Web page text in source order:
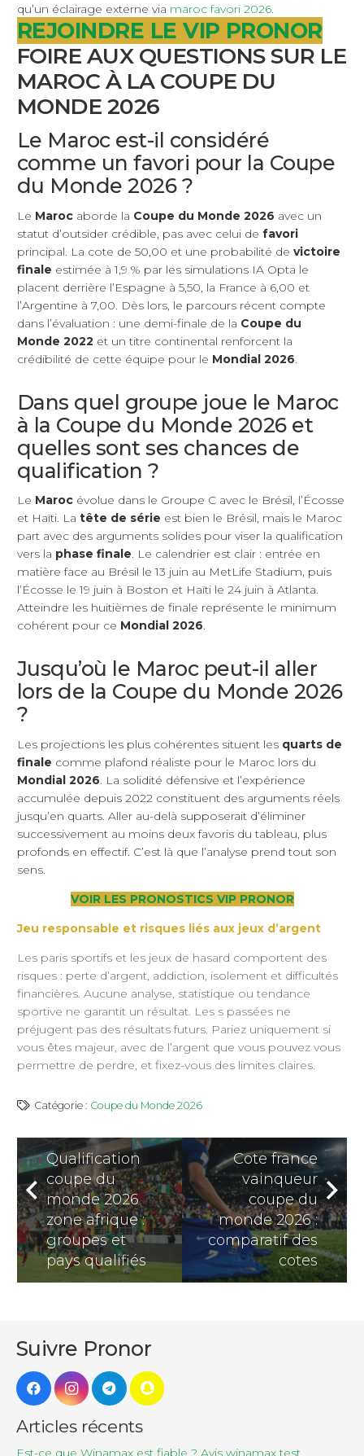
qu’un éclairage externe via maroc favori 2026.
REJOINDRE LE VIP PRONOR
FOIRE AUX QUESTIONS SUR LE
MAROC À LA COUPE DU
MONDE 2026
Le Maroc est-il considéré
comme un favori pour la Coupe
du Monde 2026 ?
Le Maroc aborde la Coupe du Monde 2026 avec un
statut d’outsider crédible, pas avec celui de favori
principal. La cote de 50,00 et une probabilité de victoire
finale estimée à 1,9 % par les simulations IA Opta le
placent derrière l’Espagne à 5,50, la France à 6,00 et
l’Argentine à 7,00. Dès lors, le parcours récent compte
dans l’évaluation : une demi-finale de la Coupe du
Monde 2022 et un titre continental renforcent la
crédibilité de cette équipe pour le Mondial 2026
Dans quel groupe joue le Maroc
à la Coupe du Monde 2026 et
quelles sont ses chances de
qualification ?
Le Maroc évolue dans le Groupe C avec le Brésil, l’Écosse
et Haïti. La tête de série est bien le Brésil, mais le Maroc
part avec des arguments solides pour viser la qualification
vers la phase finale. Le calendrier est clair : entrée en
matière face au Brésil le 13 juin au MetLife Stadium, puis
l’Écosse le 19 juin à Boston et Haïti le 24 juin à Atlanta.
Atteindre les huitièmes de finale représente le minimum
cohérent pour ce Mondial 2026.
Jusqu’où le Maroc peut-il aller
lors de la Coupe du Monde 2026
?
Les projections les plus cohérentes situent les quarts de
finale comme plafond réaliste pour le Maroc lors du
Mondial 2026. La solidité défensive et l’expérience
accumulée depuis 2022 constituent des arguments réels
jusqu’en quarts. Aller au-delà supposerait d’éliminer
successivement au moins deux favoris du tableau, plus
profonds en effectif. C’est là que l’analyse prend tout son
sens.
VOIR LES PRONOSTICS VIP PRONOR
Jeu responsable et risques liés aux jeux d’argent
Les paris sportifs et les jeux de hasard comportent des
risques : perte d’argent, addiction, isolement et difficultés
financières. Aucune analyse, statistique ou tendance
sportive ne garantit un résultat. Les s passées ne
préjugent pas des résultats futurs. Pariez uniquement si
vous êtes majeur, avec de l’argent que vous pouvez vous
permettre de perdre, et fixez-vous des limites claires.
Catégorie : Coupe du Monde 2026
Qualification
coupe du
monde 2026
zone afrique :
groupes et
pays qualifiés
Cote france
vainqueur
coupe du
monde 2026 :
comparatif des
cotes
Suivre Pronor
Articles récents